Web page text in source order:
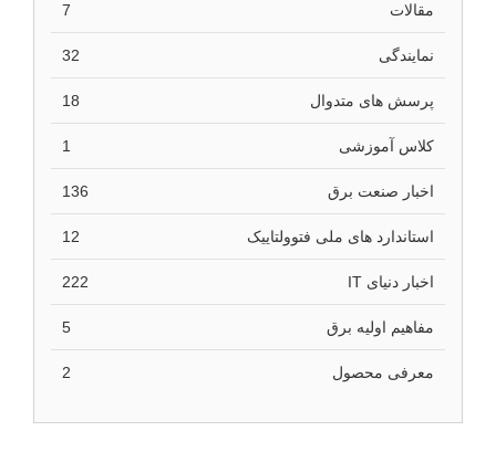
مقالات 7
نمایندگی 32
پرسش های متدوال 18
کلاس آموزشی 1
اخبار صنعت برق 136
استاندارد های ملی فتوولتاییک 12
اخبار دنیای IT 222
مفاهیم اولیه برق 5
معرفی محصول 2